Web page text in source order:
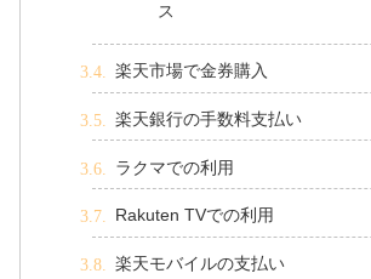
ス
楽天市場で金券購入
楽天銀行の手数料支払い
ラクマでの利用
Rakuten TVでの利用
楽天モバイルの支払い